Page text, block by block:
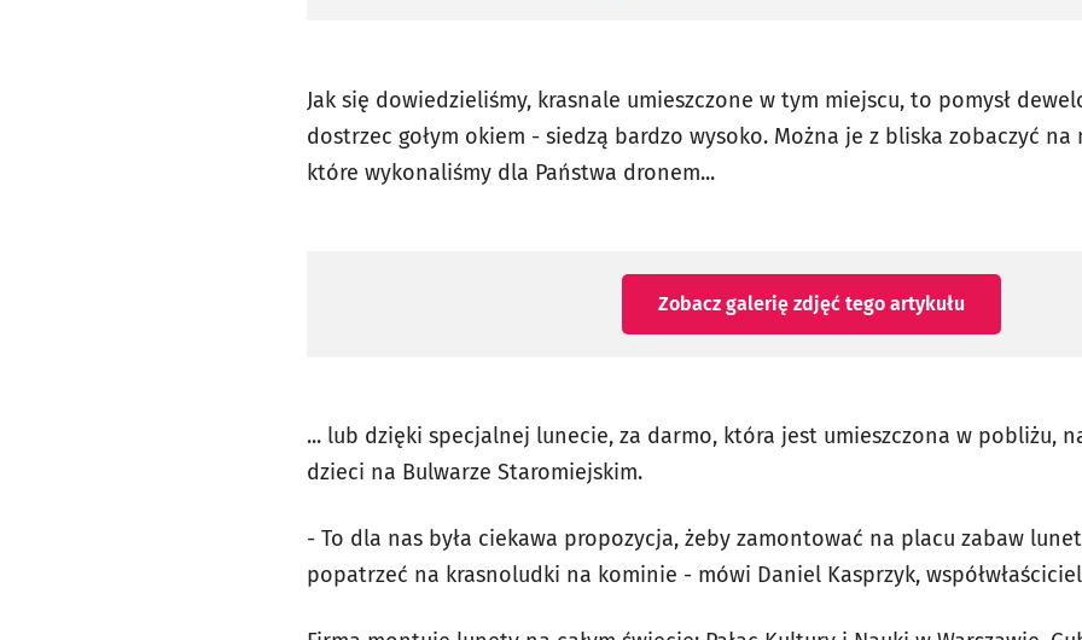
Jak się dowiedzieliśmy, krasnale umieszczone w tym miejscu, to pomysł
dostrzec gołym okiem - siedzą bardzo wysoko. Można je z bliska zobaczyć na
które wykonaliśmy dla Państwa dronem...
Zobacz galerię zdjęć tego artykułu
... lub dzięki specjalnej lunecie, za darmo, która jest umieszczona w pobliżu,
dzieci na Bulwarze Staromiejskim.
- To dla nas była ciekawa propozycja, żeby zamontować na placu zabaw
popatrzeć na krasnoludki na kominie - mówi Daniel Kasprzyk,